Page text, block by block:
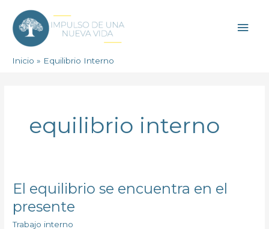
contenido
Inicio Equilibrio Interno
equilibrio interno
El equilibrio se encuentra en el
presente
Trabajo interno
El
equilibrio
se
encuentra